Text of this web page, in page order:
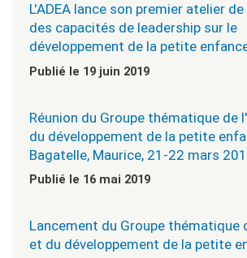
L'ADEA lance son premier atelier
des capacités de leadership sur le
développement de la petite
Publié le 19 juin 2019
Réunion du Groupe thématique de
du développement de la petite
Bagatelle, Maurice, 21-22 mars
Publié le 16 mai 2019
Lancement du Groupe thématique
et du développement de la petite